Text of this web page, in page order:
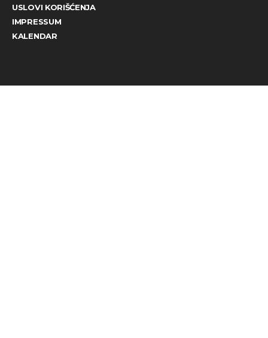
USLOVI KORIŠĆENJA
IMPRESSUM
KALENDAR